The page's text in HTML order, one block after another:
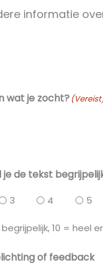
informatie
wat je zocht?
je de tekst
3 4 5
10 = heel
of feedback